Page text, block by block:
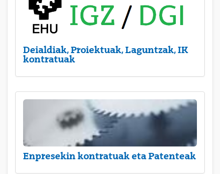
Deialdiak, Proiektuak, Laguntzak, IK
kontratuak
Enpresekin kontratuak eta Patenteak